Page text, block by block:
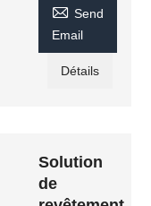
 Send
Email
Détails
Solution
de